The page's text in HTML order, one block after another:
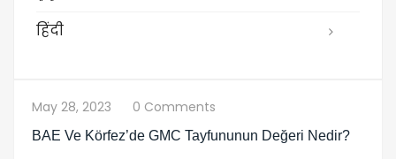
हिंदी
May 28, 2023 0 Comments
BAE Ve Körfez’de GMC Tayfununun Değeri Nedir?